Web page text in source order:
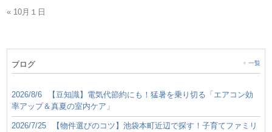
« 10月１日
ブログ 一覧
2026/8/6
【豆知識】電気代節約にも！猛暑を乗り切る「エアコン効
率アップ＆真夏の室内ケア」
2026/7/25
【物件選びのコツ】池袋本町近辺で探す！子育てファミリ